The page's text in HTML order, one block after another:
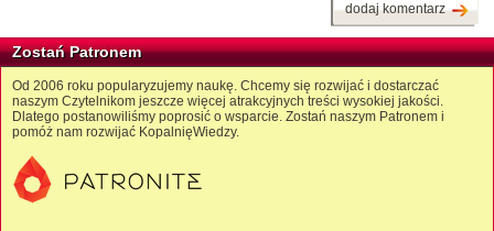
dodaj komentarz
Zostań Patronem
Od 2006 roku popularyzujemy naukę. Chcemy się rozwijać i dostarczać
naszym Czytelnikom jeszcze więcej atrakcyjnych treści wysokiej jakości.
Dlatego postanowiliśmy poprosić o wsparcie. Zostań naszym Patronem i
pomóż nam rozwijać KopalnięWiedzy.